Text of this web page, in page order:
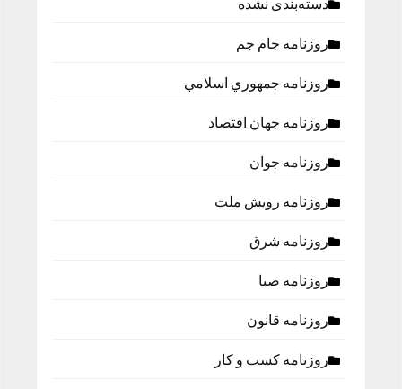
دسته‌بندی نشده
روزنامه جام جم
روزنامه جمهوري اسلامي
روزنامه جهان اقتصاد
روزنامه جوان
روزنامه رویش ملت
روزنامه شرق
روزنامه صبا
روزنامه قانون
روزنامه كسب و كار